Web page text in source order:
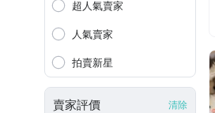
超人氣賣家
人氣賣家
拍賣新星
賣家評價 清除